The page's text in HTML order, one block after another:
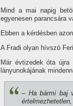
Mind a mai napig
egyenesen parancsá­ra
Ebben a kérdésben
A Fradi olyan hí­vszó
Már évtizedek óta
lányunokájának
– Ha bármi baj